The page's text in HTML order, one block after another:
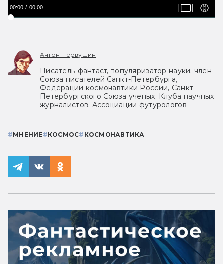
00:00 00:00
Антон Первушин
Писатель-фантаст, популяризатор науки, член
Союза писателей Санкт-Петербурга,
Федерации космонавтики России, Санкт-
Петербургского Союза ученых, Клуба научных
журналистов, Ассоциации футурологов
#МНЕНИЕ#КОСМОС# КОСМОНАВТИКА